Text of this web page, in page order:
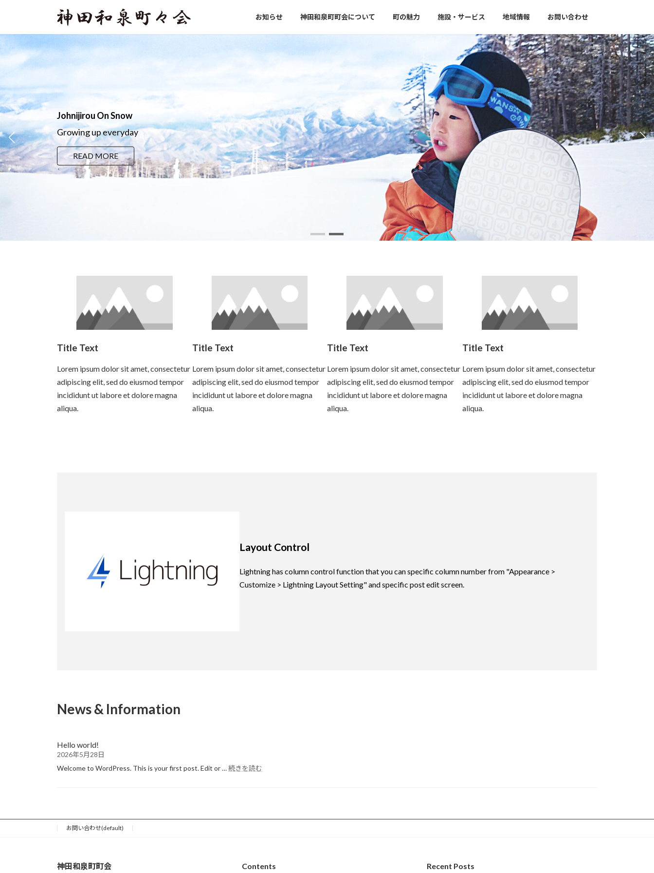
ツ
キ
ッ
プ
シ
に
移
動
お知らせ 神田和泉町町会について 町の魅力 施設・サービス 地域情報 お問い合わせ
Johnijirou On Snow
Growing up everyday
READ MORE
Title Text
Lorem ipsum dolor sit amet, consectetur
adipiscing elit, sed do eiusmod tempor
incididunt ut labore et dolore magna
aliqua.
Title Text
Lorem ipsum dolor sit amet, consectetur
adipiscing elit, sed do eiusmod tempor
incididunt ut labore et dolore magna
aliqua.
Title Text
Lorem ipsum dolor sit amet, consectetur
adipiscing elit, sed do eiusmod tempor
incididunt ut labore et dolore magna
aliqua.
Title Text
Lorem ipsum dolor sit amet, consectetur
adipiscing elit, sed do eiusmod tempor
incididunt ut labore et dolore magna
aliqua.
Layout Control
Lightning has column control function that you can specific column number from "Appearance >
Customize > Lightning Layout Setting" and specific post edit screen.
News & Information
Hello world!
2026年5月28日
Welcome to WordPress. This is your first post. Edit or …続きを読む
お問い合わせ(default)
神田和泉町町会 Contents Recent Posts